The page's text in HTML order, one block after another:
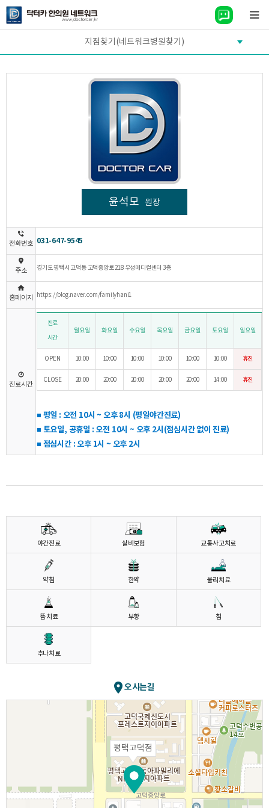
지점찾기(네트워크병원찾기)
윤석모 원장
전화번호 031-647-9545
주소 경기도 평택시 고덕동 고덕중앙로 218 우성메디컬센터 3층
홈페이지 https://blog.naver.com/familyhani1
진료시간
진료
시간
월요일 화요일 수요일 목요일 금요일 토요일 일요일
OPEN 10:00 10:00 10:00 10:00 10:00 10:00 휴진
CLOSE 20:00 20:00 20:00 20:00 20:00 14:00 휴진
■ 평일 : 오전 10시 ~ 오후 8시 (평일야간진료)
■ 토요일, 공휴일 : 오전 10시 ~ 오후 2시(점심시간 없이 진료)
■ 점심시간 : 오후 1시 ~ 오후 2시
야간진료 실비보험 교통사고치료
약침 한약 물리치료
뜸 치료 부항 침
추나치료
오시는길
평택고덕점